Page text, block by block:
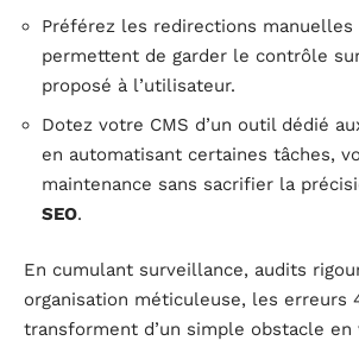
Préférez les redirections manuelles
permettent de garder le contrôle
proposé à l’utilisateur.
Dotez votre CMS d’un outil dédié
en automatisant certaines tâches,
maintenance sans sacrifier la
SEO.
En cumulant surveillance, audits
organisation méticuleuse, les erreurs
transforment d’un simple obstacle